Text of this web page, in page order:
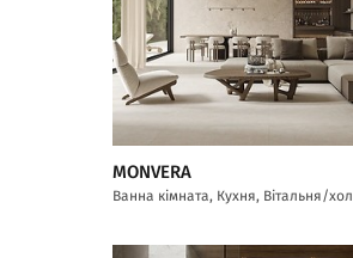
MONVERA
Ванна кімната, Кухня, Вітальня/хол